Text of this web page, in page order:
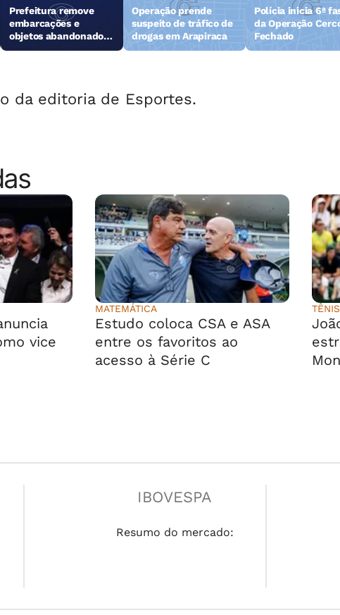
Prefeitura remove
embarcações e
objetos abandonados
na orla da Pajuçara
Operação prende
suspeito de tráfico de
drogas em Arapiraca
Polícia inicia 6ª
da Operação
Fechado
da editoria de Esportes.
vice
MATEMÁTICA
Estudo coloca CSA e ASA
entre os favoritos ao
acesso à Série C
TÊNIS
IBOVESPA
Resumo do mercado: